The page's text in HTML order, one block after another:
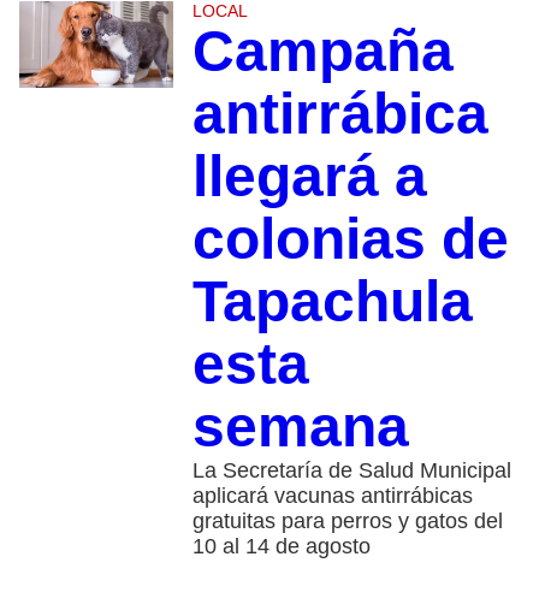
LOCAL
Campaña
antirrábica
llegará a
colonias de
Tapachula
esta
semana
La Secretaría de Salud Municipal
aplicará vacunas antirrábicas
gratuitas para perros y gatos del
10 al 14 de agosto